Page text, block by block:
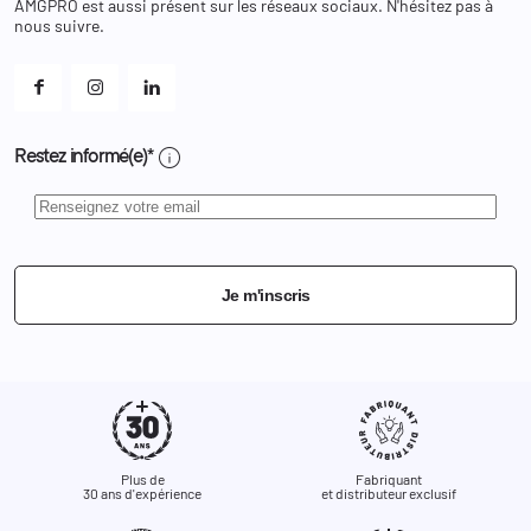
Et les cookies ?
AMGPRO est aussi présent sur les réseaux sociaux. N'hésitez pas à
nous suivre.
Restez informé(e)* info
Je m'inscris
Plus de
30 ans d'expérience
Fabriquant
et distributeur exclusif